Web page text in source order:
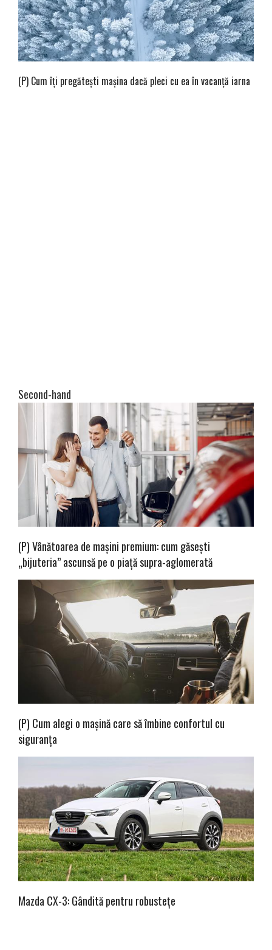
(P) Cum îți pregătești mașina dacă pleci cu ea în vacanță iarna
Second-hand
(P) Vânătoarea de mașini premium: cum găsești
„bijuteria” ascunsă pe o piață supra-aglomerată
(P) Cum alegi o mașină care să îmbine confortul cu
siguranța
Mazda CX-3: Gândită pentru robustețe